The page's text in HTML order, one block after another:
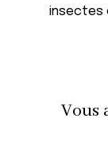
insectes
Vous